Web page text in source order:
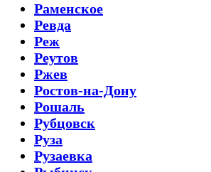
Раменское
Ревда
Реж
Реутов
Ржев
Ростов-на-Дону
Рошаль
Рубцовск
Руза
Рузаевка